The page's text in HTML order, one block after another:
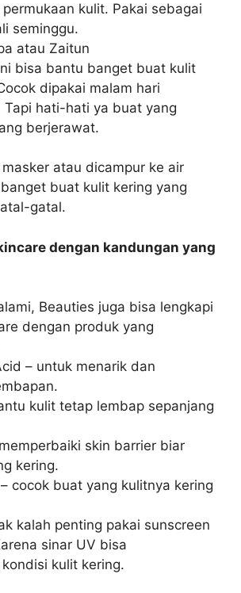
kulit. Pakai sebagai
seminggu.
atau Zaitun
bisa bantu banget buat kulit
dipakai malam hari
Tapi hati-hati ya buat yang
berjerawat.
atau dicampur ke air
buat kulit kering yang
gatal.
dengan kandungan yang
Beauties juga bisa lengkapi
dengan produk yang
– untuk menarik dan
kulit tetap lembap sepanjang
skin barrier biar
kering.
cocok buat yang kulitnya kering
kalah penting pakai sunscreen
sinar UV bisa
kulit kering.